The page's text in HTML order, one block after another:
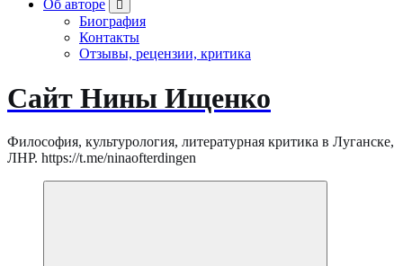
Об авторе
Биография
Контакты
Отзывы, рецензии, критика
Сайт Нины Ищенко
Философия, культурология, литературная критика в Луганске,
ЛНР. https://t.me/ninaofterdingen